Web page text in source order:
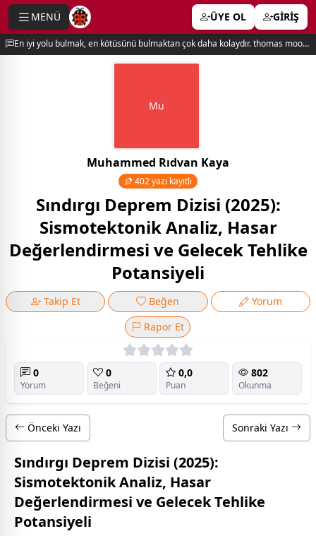
MENÜ ÜYE OL GİRİŞ
En iyi yolu bulmak, en kötüsünü bulmaktan çok daha kolaydır. thomas moore
Mu
Muhammed Rıdvan Kaya
402 yazı kayıtlı
Sındırgı Deprem Dizisi (2025):
Sismotektonik Analiz, Hasar
Değerlendirmesi ve Gelecek Tehlike
Potansiyeli
Takip Et Beğen
Yorum
Rapor Et
0
Yorum
0
Beğeni
0,0
Puan
802
Okunma
Önceki Yazı Sonraki Yazı
Sındırgı Deprem Dizisi (2025):
Sismotektonik Analiz, Hasar
Değerlendirmesi ve Gelecek Tehlike
Potansiyeli
menu